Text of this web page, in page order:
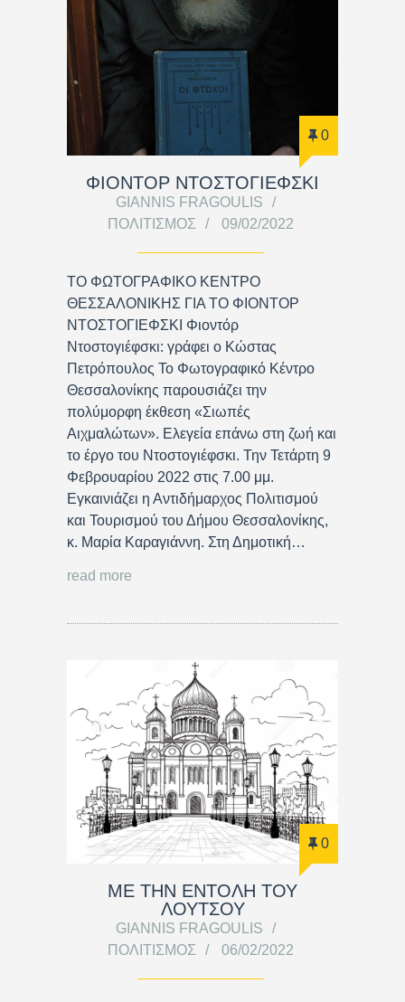
0
ΦΙΟΝΤΟΡ ΝΤΟΣΤΟΓΙΕΦΣΚΙ
GIANNIS FRAGOULIS
ΠΟΛΙΤΙΣΜΌΣ
09/02/2022
ΤΟ ΦΩΤΟΓΡΑΦΙΚΟ ΚΕΝΤΡΟ
ΘΕΣΣΑΛΟΝΙΚΗΣ ΓΙΑ ΤΟ ΦΙΟΝΤΟΡ
ΝΤΟΣΤΟΓΙΕΦΣΚΙ Φιοντόρ
Ντοστογιέφσκι: γράφει ο Κώστας
Πετρόπουλος Το Φωτογραφικό Κέντρο
Θεσσαλονίκης παρουσιάζει την
πολύμορφη έκθεση «Σιωπές
Αιχμαλώτων». Ελεγεία επάνω στη ζωή και
το έργο του Ντοστογιέφσκι. Την Τετάρτη 9
Φεβρουαρίου 2022 στις 7.00 μμ.
Εγκαινιάζει η Αντιδήμαρχος Πολιτισμού
και Τουρισμού του Δήμου Θεσσαλονίκης,
κ. Μαρία Καραγιάννη. Στη Δημοτική…
read more
0
ΜΕ ΤΗΝ ΕΝΤΟΛΗ ΤΟΥ
ΛΟΥΤΣΟΥ
GIANNIS FRAGOULIS
ΠΟΛΙΤΙΣΜΌΣ
06/02/2022